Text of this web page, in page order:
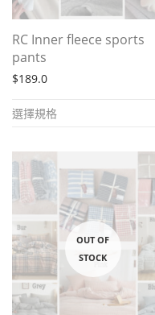
the
product
page
RC Inner fleece sports
pants
$189.0
選擇規格
product
variants.
The
options
may
be
chosen